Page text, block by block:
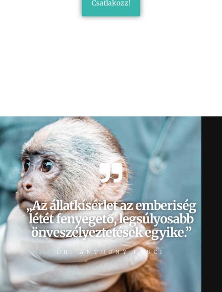
Csatlakozz!
„Az állatkísérlet az emberiség
létét fenyegető, legsúlyosabb
önveszélyeztetések egyike.”
DR. ANTHONY FAUCI